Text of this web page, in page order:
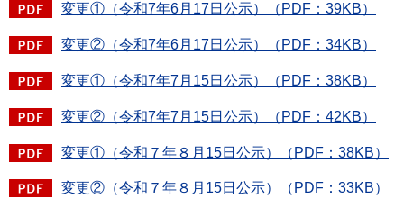
変更①（令和7年6月17日公示）（PDF：39KB）
変更②（令和7年6月17日公示）（PDF：34KB）
変更①（令和7年7月15日公示）（PDF：38KB）
変更②（令和7年7月15日公示）（PDF：42KB）
変更①（令和７年８月15日公示）（PDF：38KB）
変更②（令和７年８月15日公示）（PDF：33KB）